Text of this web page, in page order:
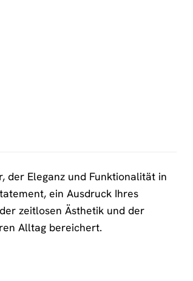
der Eleganz und Funktionalität in
ein Ausdruck Ihres
zeitlosen Ästhetik und der
Alltag bereichert.